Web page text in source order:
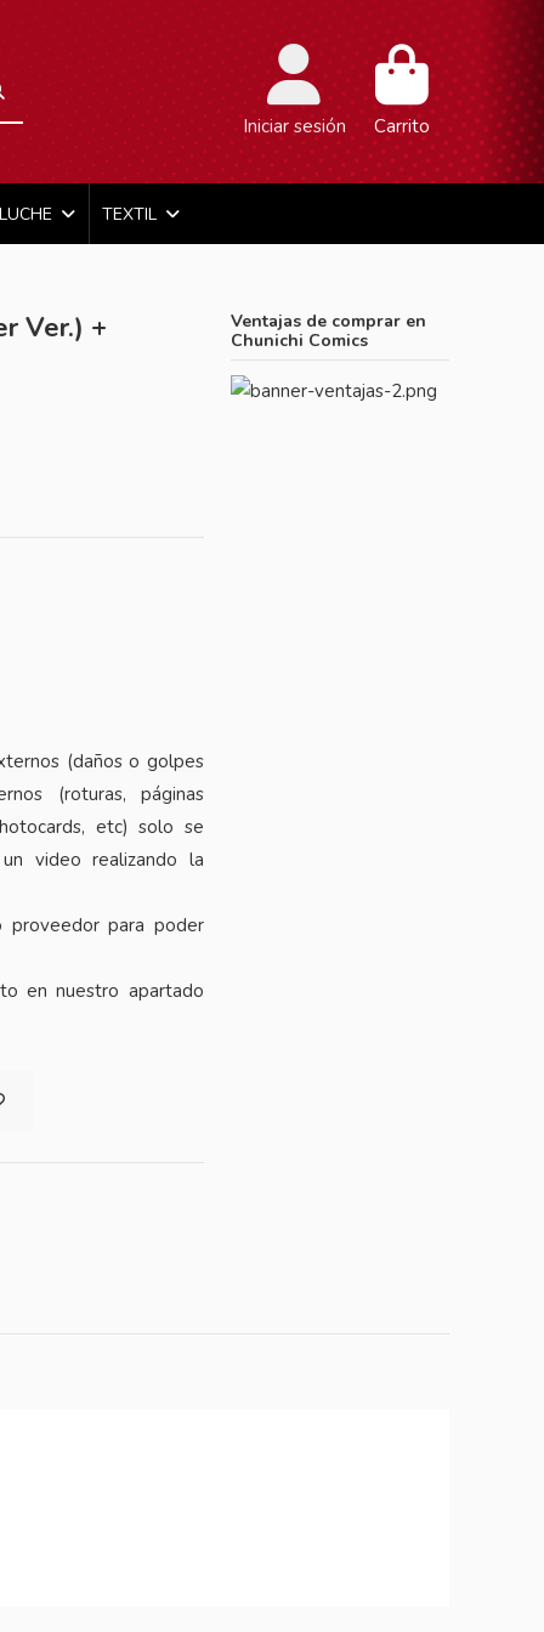
Iniciar sesión Carrito
TEXTIL
Ver.) +
(daños o golpes
(roturas, páginas
etc) solo se
video realizando la
para poder
en nuestro apartado
Ventajas de comprar en
Chunichi Comics